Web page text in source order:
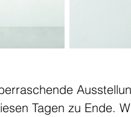
Tagen zu Ende.